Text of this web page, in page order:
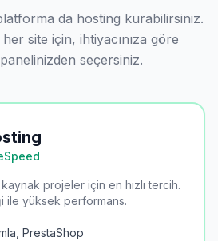
da hosting kurabilirsiniz.
site için, ihtiyacınıza göre
seçersiniz.
kaynak projeler için en hızlı tercih.
ile yüksek performans.
PrestaShop